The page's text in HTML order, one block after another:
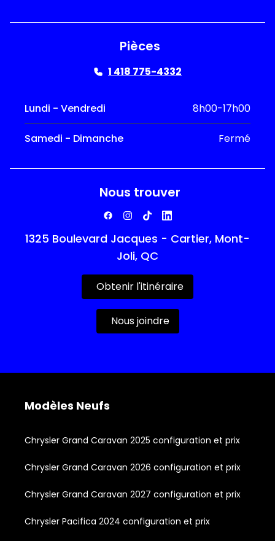
Pièces
1 418 775-4332
Lundi - Vendredi 8h00-17h00
Samedi - Dimanche Fermé
Nous trouver
1325 Boulevard Jacques - Cartier, Mont-
Joli, QC
Obtenir l'itinéraire
Nous joindre
Modèles Neufs
Chrysler Grand Caravan 2025 configuration et prix
Chrysler Grand Caravan 2026 configuration et prix
Chrysler Grand Caravan 2027 configuration et prix
Chrysler Pacifica 2024 configuration et prix